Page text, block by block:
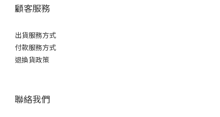
顧客服務
出貨服務方式
付款服務方式
退換貨政策
聯絡我們